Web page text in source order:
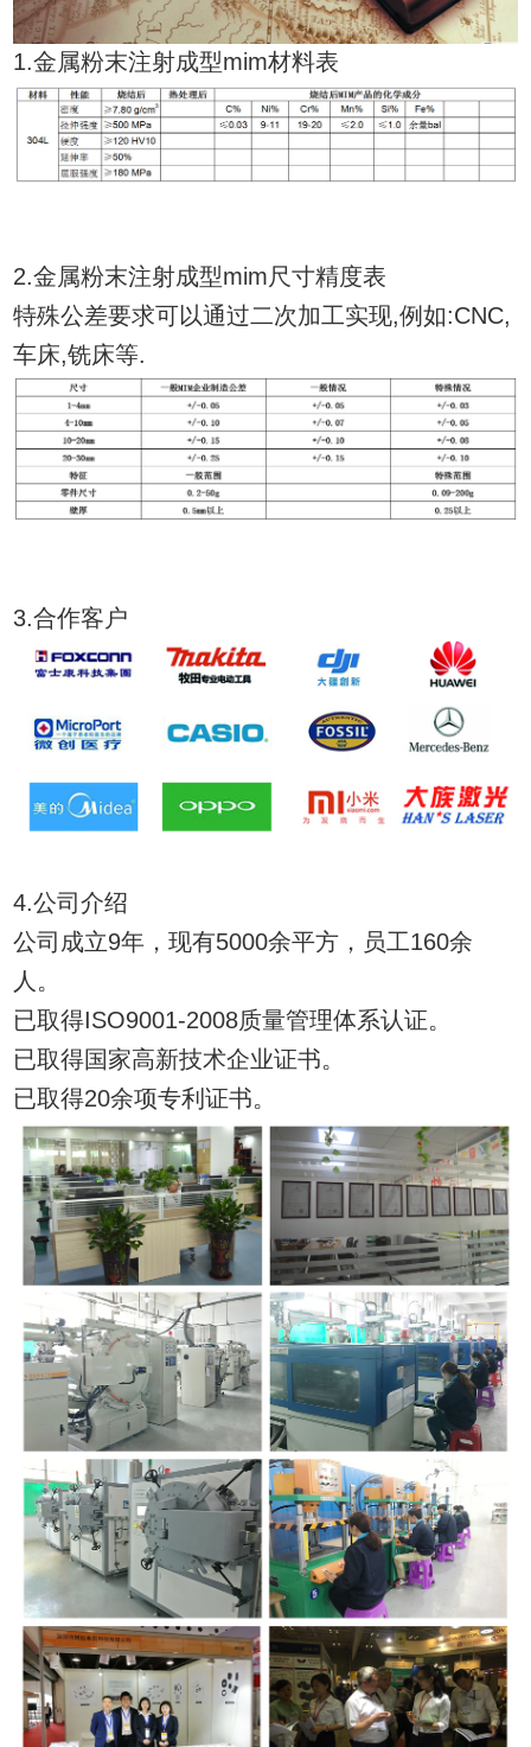
1.金属粉末注射成型mim材料表
2.金属粉末注射成型mim尺寸精度表
特殊公差要求可以通过二次加工实现,例如:CNC,
车床,铣床等.
3.合作客户
4.公司介绍
公司成立9年，现有5000余平方，员工160余
人。
已取得ISO9001-2008质量管理体系认证。
已取得国家高新技术企业证书。
已取得20余项专利证书。